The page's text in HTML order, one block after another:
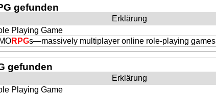
gefunden
Erklärung
Playing Game
RPGs—massively multiplayer online role-playing games
gefunden
Erklärung
Playing Game